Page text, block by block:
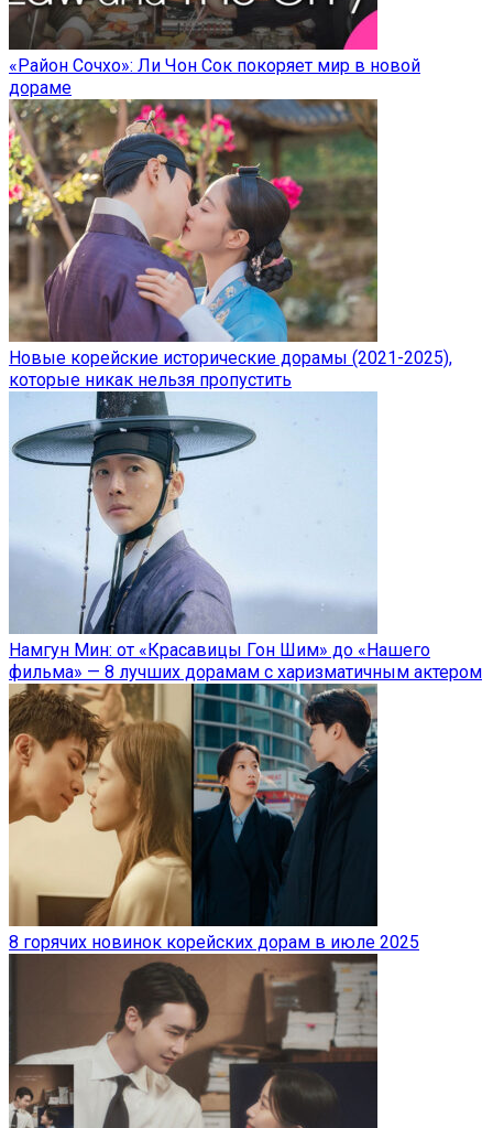
«Район Сочхо»: Ли Чон Сок покоряет мир в новой
дораме
Новые корейские исторические дорамы (2021-2025),
которые никак нельзя пропустить
Намгун Мин: от «Красавицы Гон Шим» до «Нашего
фильма» — 8 лучших дорамам с харизматичным актером
8 горячих новинок корейских дорам в июле 2025